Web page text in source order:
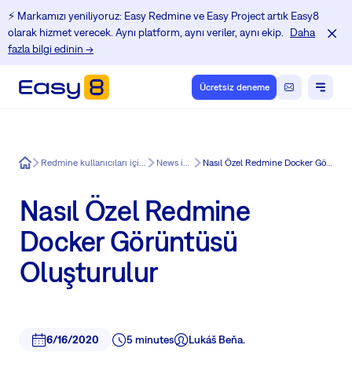
⚡️ Markamızı yeniliyoruz: Easy Redmine ve Easy Project artık Easy8
olarak hizmet verecek. Aynı platform, aynı veriler, aynı ekip.
Daha
fazla bilgi edinin →
Ücretsiz deneme
Easy8 Redmine kullanıcıları için Eğitim Merkezi News in Easy8 Nasıl Özel Redmine Docker Görüntüsü Oluşturulur
Nasıl Özel Redmine
Docker Görüntüsü
Oluşturulur
6/16/2020 5 minutes Lukáš Beňa.